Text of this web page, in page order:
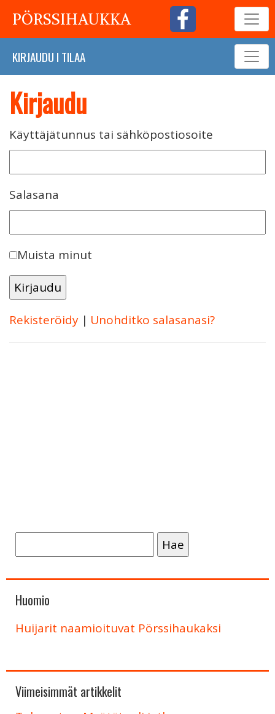
PÖRSSIHAUKKA
KIRJAUDU I TILAA
Kirjaudu
Käyttäjätunnus tai sähköpostiosoite
Salasana
Muista minut
Rekisteröidy | Unohditko salasanasi?
Huomio
Huijarit naamioituvat Pörssihaukaksi
Viimeisimmät artikkelit